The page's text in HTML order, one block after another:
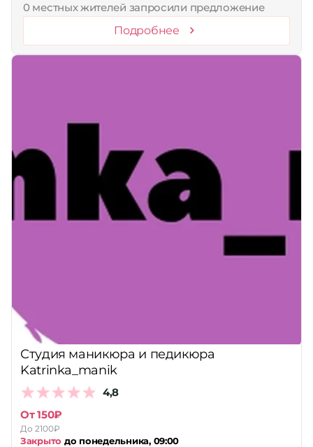
0 местных жителей запросили предложение
Подробнее
Студия маникюра и педикюра
Katrinka_manik
4,8
От 150₽
До 2100₽
Закрыто до понедельника, 09:00